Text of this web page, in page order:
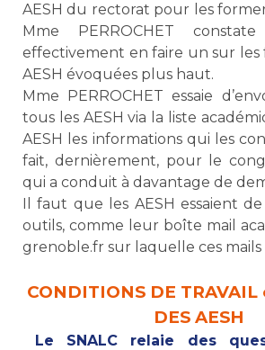
AESH du rectorat pour les
Mme PERROCHET
effectivement en faire un sur les
AESH évoquées plus haut.
Mme PERROCHET essaie
tous les AESH via la liste
AESH les informations qui les
fait, dernièrement, pour le
qui a conduit à davantage de
Il faut que les AESH essaient de
outils, comme leur boîte mail
grenoble.fr sur laquelle ces mails
CONDITIONS DE TRAVAIL
DES AESH
Le SNALC relaie des